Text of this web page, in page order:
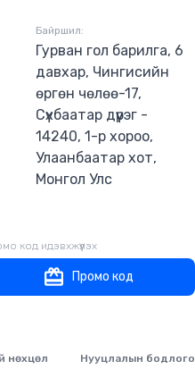
Байршил:
Гурван гол барилга, 6
давхар, Чингисийн
өргөн чөлөө-17,
Сүхбаатар дүүрэг -
14240, 1-р хороо,
Улаанбаатар хот,
Монгол Улс
код идэвхжүүлэх
Промо код
нөхцөл Нууцлалын бодлого